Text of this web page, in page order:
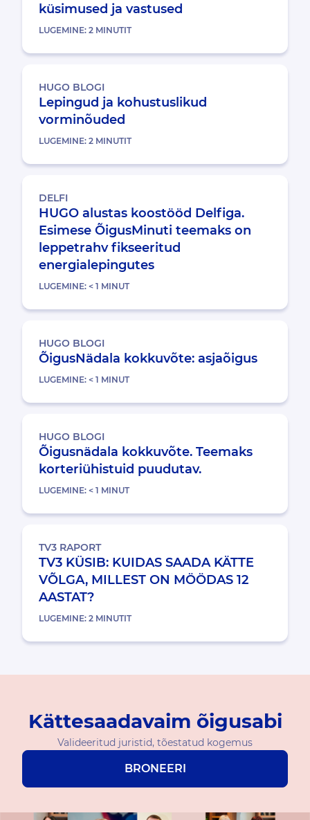
küsimused ja vastused
LUGEMINE: 2 MINUTIT
HUGO BLOGI
Lepingud ja kohustuslikud
vorminõuded
LUGEMINE: 2 MINUTIT
DELFI
HUGO alustas koostööd Delfiga.
Esimese ÕigusMinuti teemaks on
leppetrahv fikseeritud
energialepingutes
LUGEMINE: < 1 MINUT
HUGO BLOGI
ÕigusNädala kokkuvõte: asjaõigus
LUGEMINE: < 1 MINUT
HUGO BLOGI
Õigusnädala kokkuvõte. Teemaks
korteriühistuid puudutav.
LUGEMINE: < 1 MINUT
TV3 RAPORT
TV3 KÜSIB: KUIDAS SAADA KÄTTE
VÕLGA, MILLEST ON MÖÖDAS 12
AASTAT?
LUGEMINE: 2 MINUTIT
Kättesaadavaim õigusabi
Valideeritud juristid, tõestatud kogemus
BRONEERI